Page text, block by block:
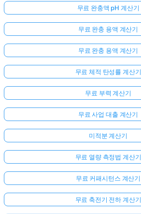
무료 완충액 pH 계산기
무료 완충 용액 계산기
무료 완충 용액 계산기
무료 체적 탄성률 계산기
무료 부력 계산기
무료 사업 대출 계산기
미적분 계산기
무료 열량 측정법 계산기
무료 커패시턴스 계산기
무료 축전기 전하 계산기